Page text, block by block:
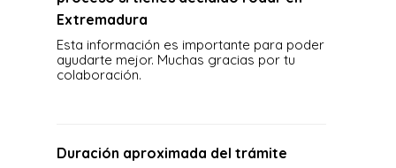
Extremadura
Esta información es importante para poder
ayudarte mejor. Muchas gracias por tu
colaboración.
Duración aproximada del trámite